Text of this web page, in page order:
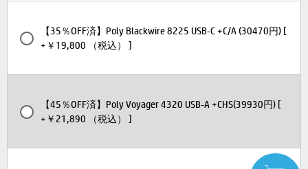
【35％OFF済】Poly Blackwire 8225 USB-C +C/A (30470円) [
+￥19,800 （税込） ]
【45％OFF済】Poly Voyager 4320 USB-A +CHS(39930円) [
+￥21,890 （税込） ]